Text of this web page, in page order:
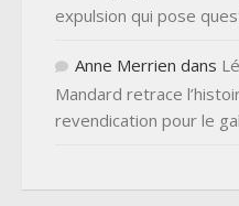
expulsion qui pose
Anne Merrien dans
Mandard retrace
revendication pour le